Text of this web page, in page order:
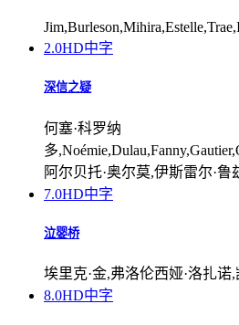
2.0HD中字
深信之疑
何塞·科罗纳
多
阿尔贝托·奥尔莫,伊斯雷尔·鲁
7.0HD中字
泣婴桥
埃里克·金,弗洛伦西娅·洛扎诺
8.0HD中字